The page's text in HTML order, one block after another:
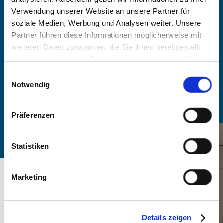
Verwendung unserer Website an unsere Partner für
soziale Medien, Werbung und Analysen weiter. Unsere
Partner führen diese Informationen möglicherweise mit
weiteren Daten zusammen, die Sie ihnen bereitgestellt
Cookies, wenn Sie unsere Webseite weiterhin nutzen.
Notwendig
Präferenzen
Statistiken
Marketing
Details zeigen
BUCHEN
-